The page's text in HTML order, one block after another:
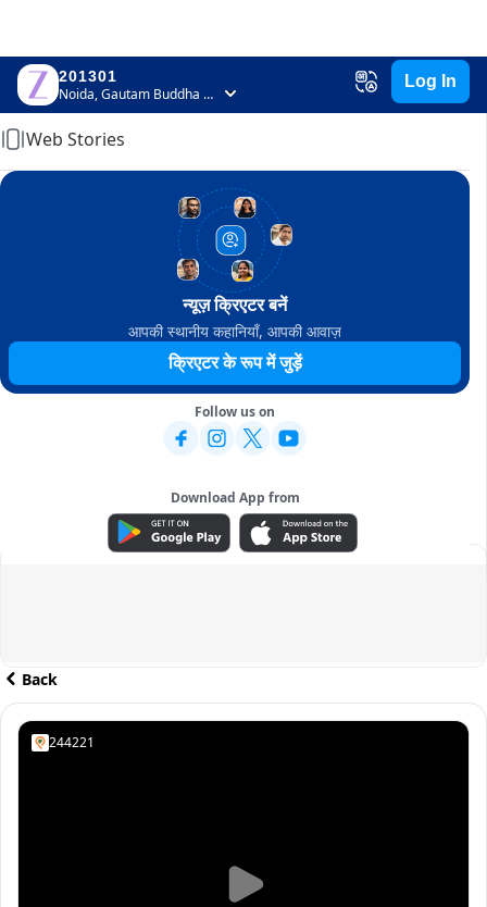
201301
Noida, Gautam Buddha Nagar, Uttar Pradesh
Log In
Home
Web Stories
न्यूज़ क्रिएटर बनें
आपकी स्थानीय कहानियाँ, आपकी आवाज़
क्रिएटर के रूप में जुड़ें
Follow us on
Download App from
ADVERTISEMENT
Back
244221